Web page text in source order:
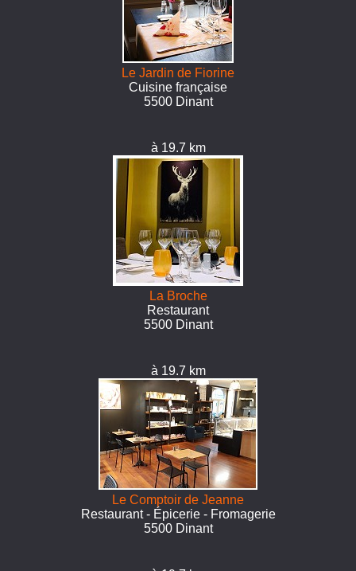
Le Jardin de Fiorine
Cuisine française
5500 Dinant
à 19.7 km
La Broche
Restaurant
5500 Dinant
à 19.7 km
Le Comptoir de Jeanne
Restaurant - Épicerie - Fromagerie
5500 Dinant